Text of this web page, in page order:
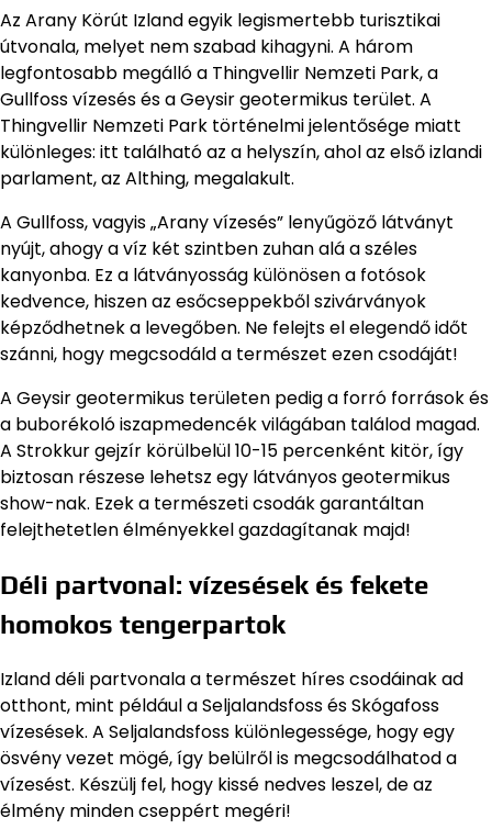
Az Arany Körút Izland egyik legismertebb turisztikai
útvonala, melyet nem szabad kihagyni. A három
legfontosabb megálló a Thingvellir Nemzeti Park, a
Gullfoss vízesés és a Geysir geotermikus terület. A
Thingvellir Nemzeti Park történelmi jelentősége miatt
különleges: itt található az a helyszín, ahol az első izlandi
parlament, az Althing, megalakult.
A Gullfoss, vagyis „Arany vízesés” lenyűgöző látványt
nyújt, ahogy a víz két szintben zuhan alá a széles
kanyonba. Ez a látványosság különösen a fotósok
kedvence, hiszen az esőcseppekből szivárványok
képződhetnek a levegőben. Ne felejts el elegendő időt
szánni, hogy megcsodáld a természet ezen csodáját!
A Geysir geotermikus területen pedig a forró források és
a buborékoló iszapmedencék világában találod magad.
A Strokkur gejzír körülbelül 10-15 percenként kitör, így
biztosan részese lehetsz egy látványos geotermikus
show-nak. Ezek a természeti csodák garantáltan
felejthetetlen élményekkel gazdagítanak majd!
Déli partvonal: vízesések és fekete
homokos tengerpartok
Izland déli partvonala a természet híres csodáinak ad
otthont, mint például a Seljalandsfoss és Skógafoss
vízesések. A Seljalandsfoss különlegessége, hogy egy
ösvény vezet mögé, így belülről is megcsodálhatod a
vízesést. Készülj fel, hogy kissé nedves leszel, de az
élmény minden cseppért megéri!